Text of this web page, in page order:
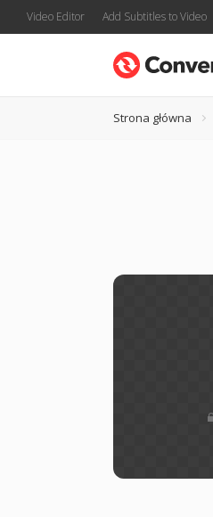
Video Editor Add Subtitles to Video
Strona główna